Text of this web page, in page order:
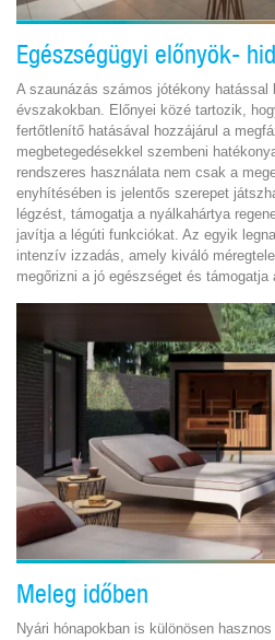
Egészségügyi előnyök-
A szaunázás számos jótékony hatással
évszakokban. Előnyei közé tartozik,
fertőtlenítő hatásával hozzájárul a
megbetegedésekkel szembeni
rendszeres használata nem csak a
enyhítésében is jelentős szerepet
légzést, támogatja a nyálkahártya
javítja a légúti funkciókat. Az egyik
intenzív izzadás, amely kiváló
megőrizni a jó egészséget és támogatja
Meleg időben
Nyári hónapokban is különösen